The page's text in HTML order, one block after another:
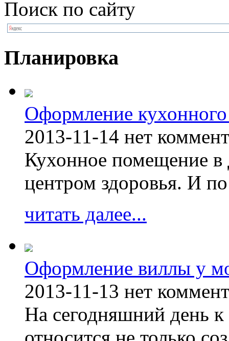
Поиск по сайту
Планировка
Оформление
2013-11-14 нет
Кухонное помещение в
центром здоровья. И
читать далее...
Оформление виллы у
2013-11-13 нет
На сегодняшний день к